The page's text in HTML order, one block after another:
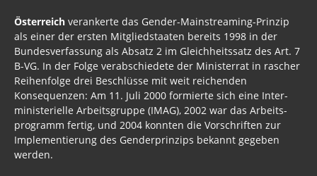
Österreich verankerte das Gender-Mainstreaming-Prinzip
als einer der ersten Mitglied­staaten bereits 1998 in der
Bundes­ver­fassung als Absatz 2 im Gleichheitssatz des Art. 7
B-VG. In der Folge verabschiedete der Ministerrat in rascher
Reihenfolge drei Beschlüsse mit weit reichenden
Konsequenzen: Am 11. Juli 2000 formierte sich eine Inter­
ministerielle Arbeitsgruppe (IMAG), 2002 war das Arbeits­
programm fertig, und 2004 konnten die Vorschriften zur
Implementierung des Gender­prinzips bekannt gegeben
werden.